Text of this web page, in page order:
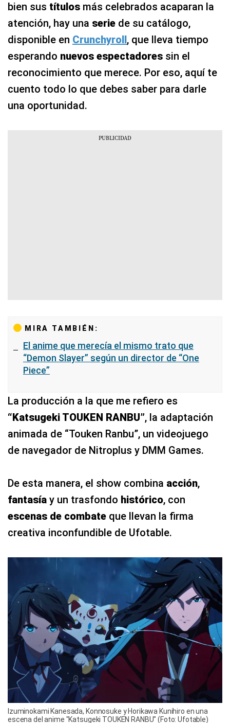
bien sus títulos más celebrados acaparan la
atención, hay una serie de su catálogo,
disponible en Crunchyroll, que lleva tiempo
esperando nuevos espectadores sin el
reconocimiento que merece. Por eso, aquí te
cuento todo lo que debes saber para darle
una oportunidad.
MIRA TAMBIÉN:
El anime que merecía el mismo trato que
“Demon Slayer” según un director de “One
Piece”
La producción a la que me refiero es
“Katsugeki TOUKEN RANBU”, la adaptación
animada de “Touken Ranbu”, un videojuego
de navegador de Nitroplus y DMM Games.
De esta manera, el show combina acción,
fantasía y un trasfondo histórico, con
escenas de combate que llevan la firma
creativa inconfundible de Ufotable.
Izuminokami Kanesada, Konnosuke y Horikawa Kunihiro en una
escena del anime "Katsugeki TOUKEN RANBU" (Foto: Ufotable)